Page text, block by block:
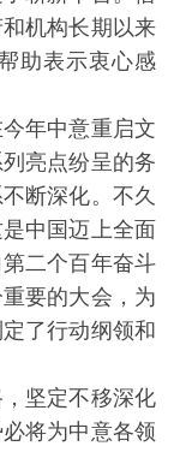
机构长期以来
助表示衷心感
年中意重启文
亮点纷呈的务
断深化。不久
中国迈上全面
二个百年奋斗
要的大会，为
了行动纲领和
坚定不移深化
将为中意各领